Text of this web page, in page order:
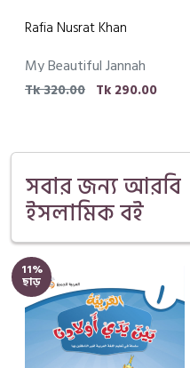
Rafia Nusrat Khan
My Beautiful Jannah
Tk 320.00 Tk 290.00
সবার জন্য আরবি
ইসলামিক বই
11%
ছাড়